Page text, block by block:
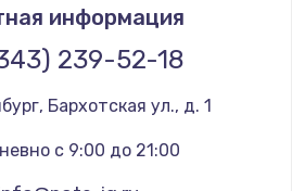
информация
239-52-18
, Бархотская ул., д. 1
с 9:00 до 21:00